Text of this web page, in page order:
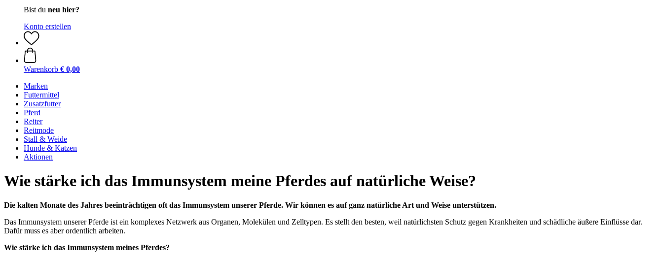
Bist du neu hier?
Konto erstellen
Warenkorb € 0,00
Marken
Futtermittel
Zusatzfutter
Pferd
Reiter
Reitmode
Stall & Weide
Hunde & Katzen
Aktionen
Wie stärke ich das Immunsystem meine Pferdes auf natürliche Weise?
Die kalten Monate des Jahres beeinträchtigen oft das Immunsystem unserer Pferde. Wir können es auf ganz natürliche Art und Weise unterstützen.
Das Immunsystem unserer Pferde ist ein komplexes Netzwerk aus Organen, Molekülen und Zelltypen. Es stellt den besten, weil natürlichsten Schutz gegen Krankheiten und schädliche äußere Einflüsse dar.
Dafür muss es aber ordentlich arbeiten.
Wie stärke ich das Immunsystem meines Pferdes?